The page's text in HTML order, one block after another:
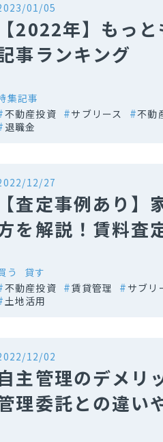
01/05
【2022年】もっ
事ランキング
集記事
不動産投資
サブリース 不動
退職金
12/27
【査定事例あり】
を解説！賃料査
う
貸す
不動産投資
賃貸管理 サブリ
土地活用
12/02
主管理のデメリ
理委託との違い